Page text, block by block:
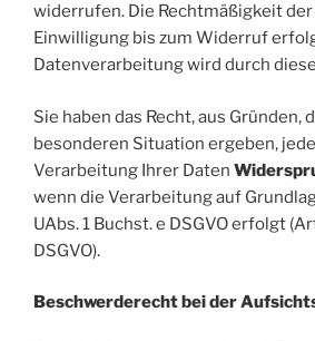
widerrufen. Die Rechtmäßigkeit
Einwilligung bis zum Widerruf
Datenverarbeitung wird durch
Sie haben das Recht, aus Gründen,
besonderen Situation ergeben,
Verarbeitung Ihrer Daten
wenn die Verarbeitung auf
UAbs. 1 Buchst. e DSGVO erfolgt
DSGVO).
Beschwerderecht bei der